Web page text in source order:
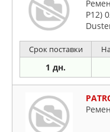
P12)
Срок поставки
1 дн.